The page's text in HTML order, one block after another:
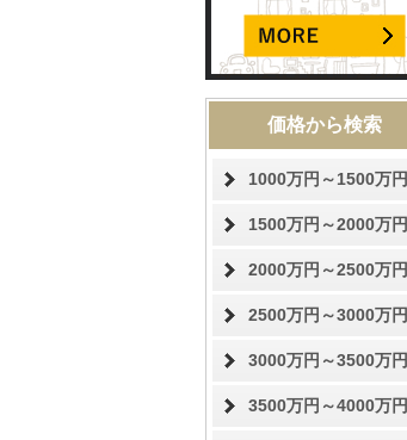
価格から検索
1000万円～1500万円
1500万円～2000万円
2000万円～2500万円
2500万円～3000万円
3000万円～3500万円
3500万円～4000万円